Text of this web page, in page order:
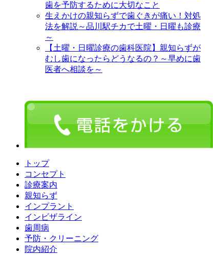
歯を予防するために大切なこと
生えかけの親知らずで歯ぐきが痛い！対処
法を解説～品川駅チカで土曜・日曜も診療
～
【土曜・日曜診療の歯科医院】親知らずが
むし歯になったらどうなるの？～早めに歯
医者へ相談を～
トップ
コンセプト
診療案内
親知らず
インプラント
インビザライン
歯周病
予防・クリーニング
院内紹介